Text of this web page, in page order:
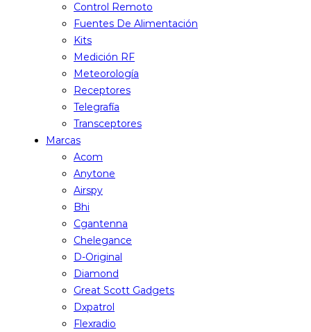
Control Remoto
Fuentes De Alimentación
Kits
Medición RF
Meteorología
Receptores
Telegrafía
Transceptores
Marcas
Acom
Anytone
Airspy
Bhi
Cgantenna
Chelegance
D-Original
Diamond
Great Scott Gadgets
Dxpatrol
Flexradio